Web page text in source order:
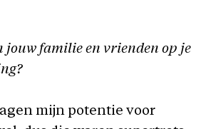
jouw familie en vrienden op je
mijn potentie voor